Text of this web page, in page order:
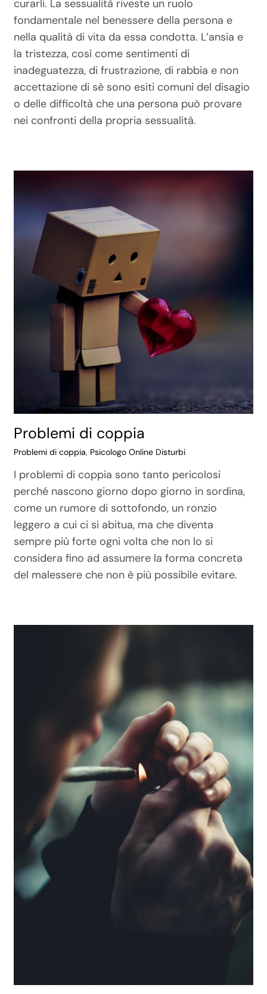
curarli. La sessualità riveste un ruolo
fondamentale nel benessere della persona e
nella qualità di vita da essa condotta. L’ansia e
la tristezza, così come sentimenti di
inadeguatezza, di frustrazione, di rabbia e non
accettazione di sè sono esiti comuni del disagio
o delle difficoltà che una persona può provare
nei confronti della propria sessualità.
Problemi di coppia
Problemi di coppia, Psicologo Online Disturbi
I problemi di coppia sono tanto pericolosi
perché nascono giorno dopo giorno in sordina,
come un rumore di sottofondo, un ronzio
leggero a cui ci si abitua, ma che diventa
sempre più forte ogni volta che non lo si
considera fino ad assumere la forma concreta
del malessere che non è più possibile evitare.